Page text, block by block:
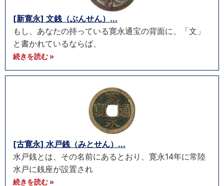
[新寛永] 文銭（ぶんせん）...
もし、あなたの持っている寛永通宝の背面に、「文」
と書かれているならば、
続きを読む »
[古寛永] 水戸銭（みとせん）...
水戸銭とは、その名前にあるとおり、寛永14年に常陸
水戸に銭座が設置され
続きを読む »